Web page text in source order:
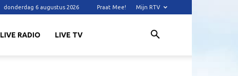
donderdag 6 augustus 2026 Praat Mee! Mijn RTV
LIVE RADIO LIVE TV